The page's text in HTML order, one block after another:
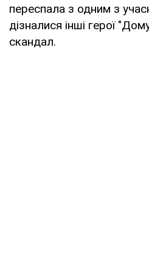
переспала з одним з
дізналися інші герої
скандал.